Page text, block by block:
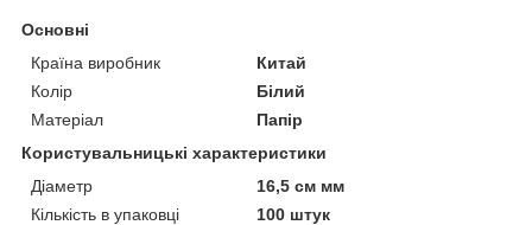
Основні
Країна виробник
Китай
Колір
Білий
Матеріал
Папір
Користувальницькі характеристики
Діаметр
16,5 см мм
Кількість в упаковці
100 штук